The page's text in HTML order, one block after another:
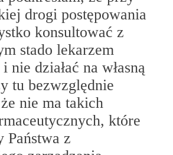
drogi postępowania
konsultować z
stado lekarzem
nie działać na własną
tu bezwzględnie
nie ma takich
które
Państwa z